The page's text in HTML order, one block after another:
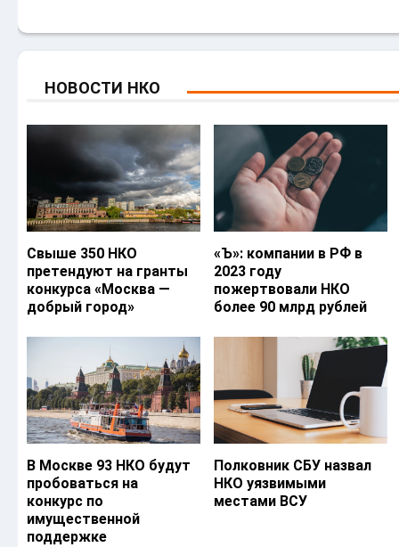
НОВОСТИ НКО
Свыше 350 НКО
претендуют на гранты
конкурса «Москва —
добрый город»
«Ъ‎»: компании в РФ в
2023 году
пожертвовали НКО
более 90 млрд рублей
В Москве 93 НКО будут
пробоваться на
конкурс по
имущественной
поддержке
Полковник СБУ назвал
НКО уязвимыми
местами ВСУ